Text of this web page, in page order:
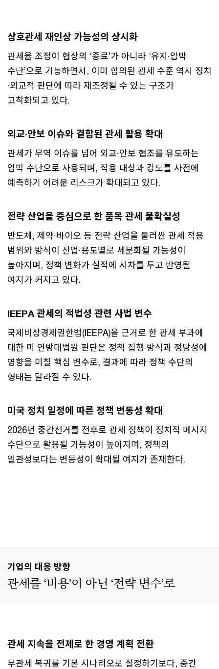
상호관세 재인상 가능성의 상시화
관세율 조정이 협상의 ‘종료’가 아니라 ‘유지·압박
수단’으로 기능하면서, 이미 합의된 관세 수준 역시 정치
·외교적 판단에 따라 재조정될 수 있는 구조가
고착화되고 있다.
외교·안보 이슈와 결합된 관세 활용 확대
관세가 무역 이슈를 넘어 외교·안보 협조를 유도하는
압박 수단으로 사용되며, 적용 대상과 강도를 사전에
예측하기 어려운 리스크가 확대되고 있다.
전략 산업을 중심으로 한 품목 관세 불확실성
반도체, 제약·바이오 등 전략 산업을 둘러싼 관세 적용
범위와 방식이 산업·용도별로 세분화될 가능성이
높아지며, 정책 변화가 실적에 시차를 두고 반영될
여지가 커지고 있다.
IEEPA 관세의 적법성 관련 사법 변수
국제비상경제권한법(IEEPA)을 근거로 한 관세 부과에
대한 미 연방대법원 판단은 정책 집행 방식과 정당성에
영향을 미칠 핵심 변수로, 결과에 따라 정책 수단의
형태는 달라질 수 있다.
미국 정치 일정에 따른 정책 변동성 확대
2026년 중간선거를 전후로 관세 정책이 정치적 메시지
수단으로 활용될 가능성이 높아지며, 정책의
일관성보다는 변동성이 확대될 여지가 존재한다.
기업의 대응 방향
관세를 ‘비용’이 아닌 ‘전략 변수’로
관세 지속을 전제로 한 경영 계획 전환
무관세 복귀를 기본 시나리오로 설정하기보다, 중간